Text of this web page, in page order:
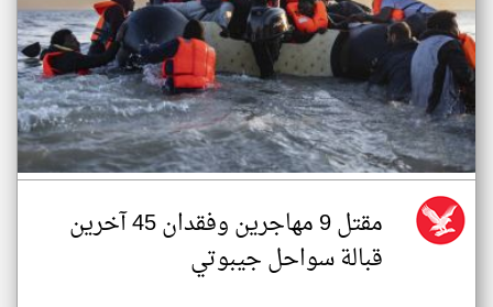
مقتل 9 مهاجرين وفقدان 45 آخرين
قبالة سواحل جيبوتي